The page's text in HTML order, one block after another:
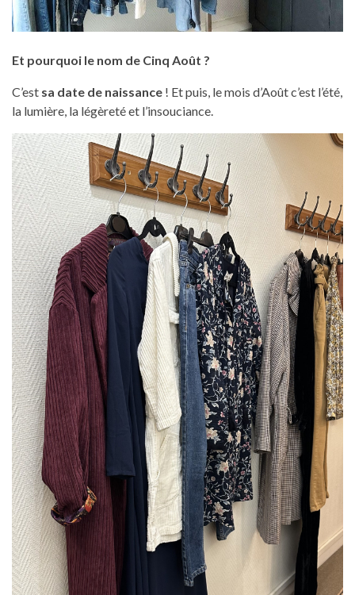
Et pourquoi le nom de Cinq Août ?
C’est sa date de naissance ! Et puis, le mois d’Août c’est l’été,
la lumière, la légèreté et l’insouciance.